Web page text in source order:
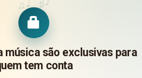
♫ ♯
música são exclusivas para
tem conta